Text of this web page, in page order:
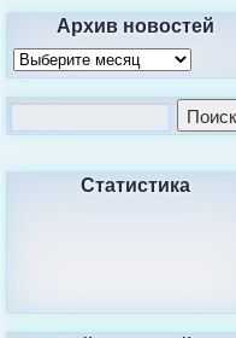
Архив новостей
Статистика